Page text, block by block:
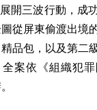
開三波行動，成
從屏東偷渡出境
品包，以及第二
案依《組織犯